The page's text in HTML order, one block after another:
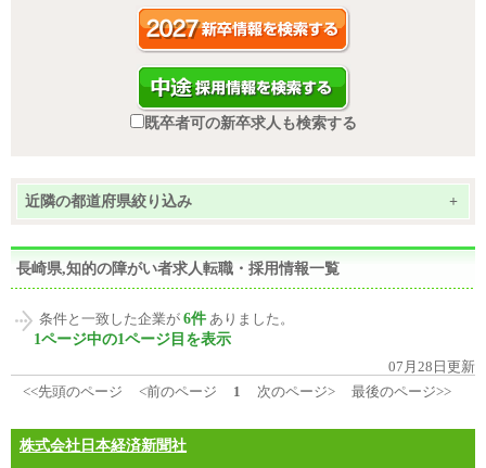
既卒者可の新卒求人も検索する
近隣の都道府県絞り込み +
長崎県,知的の障がい者求人転職・採用情報一覧
条件と一致した企業が 6件 ありました。
1ページ中の1ページ目を表示
07月28日更新
<<先頭のページ
<前のページ 1 次のページ> 最後のページ>>
株式会社日本経済新聞社